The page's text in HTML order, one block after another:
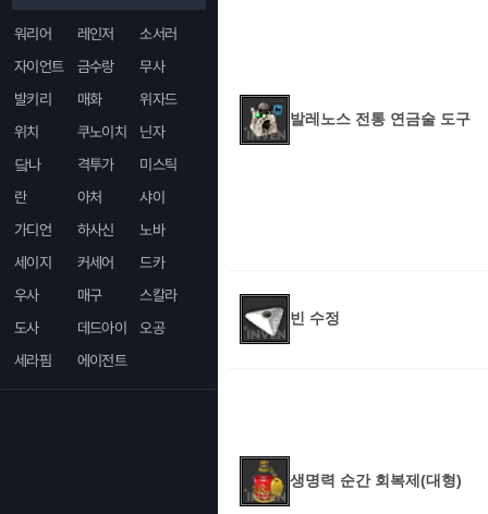
워리어 레인저
소서러
자이언트
금수랑
무사
발키리
매화
위자드
위치
쿠노이치
닌자
닼나
격투가
미스틱
란
아처
샤이
가디언
하사신
노바
세이지
커세어
드카
우사
매구
스칼라
도사
데드아이
오공
세라핌
에이전트
발레노스 전통 연금술 도구
빈 수정
생명력 순간 회복제(대형)